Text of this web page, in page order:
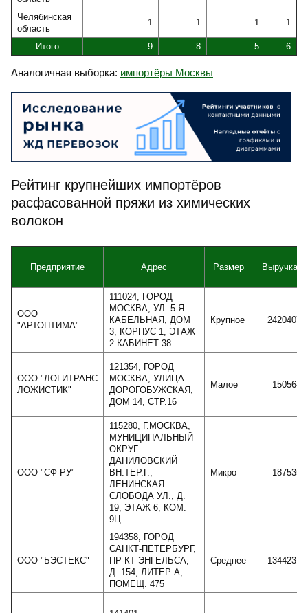
Челябинская
область
1 1 1 1
Итого 9 8 5 6
Аналогичная выборка: импортёры Москвы
Рейтинг крупнейших импортёров
расфасованной пряжи из химических
волокон
Предприятие Адрес Размер Выручка
ООО
"АРТОПТИМА"
111024, ГОРОД
МОСКВА, УЛ. 5-Я
КАБЕЛЬНАЯ, ДОМ
3, КОРПУС 1, ЭТАЖ
2 КАБИНЕТ 38
Крупное 2420407
ООО "ЛОГИТРАНС
ЛОЖИСТИК"
121354, ГОРОД
МОСКВА, УЛИЦА
ДОРОГОБУЖСКАЯ,
ДОМ 14, СТР.16
Малое 150564
ООО "СФ-РУ"
115280, Г.МОСКВА,
МУНИЦИПАЛЬНЫЙ
ОКРУГ
ДАНИЛОВСКИЙ
ВН.ТЕР.Г.,
ЛЕНИНСКАЯ
СЛОБОДА УЛ., Д.
19, ЭТАЖ 6, КОМ.
9Ц
Микро 187535
ООО "БЭСТЕКС"
194358, ГОРОД
САНКТ-ПЕТЕРБУРГ,
ПР-КТ ЭНГЕЛЬСА,
Д. 154, ЛИТЕР А,
ПОМЕЩ. 475
Среднее 1344231